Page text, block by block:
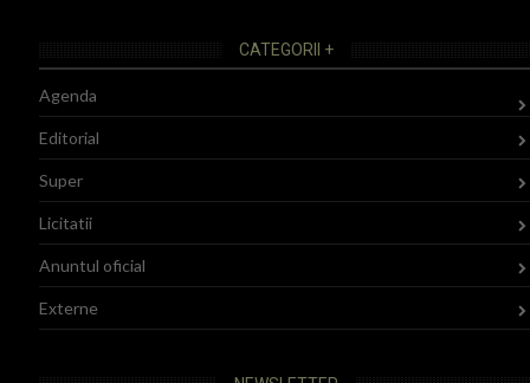
CATEGORII +
Agenda
Editorial
Super
Licitatii
Anuntul oficial
Externe